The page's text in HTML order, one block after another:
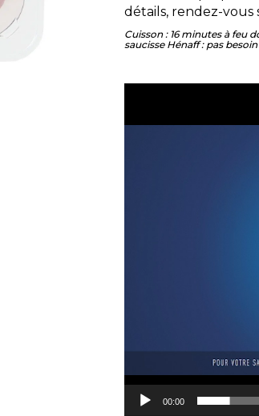
détails, rendez-vous
Cuisson : 16 minutes à feu
saucisse Hénaff : pas
00:00